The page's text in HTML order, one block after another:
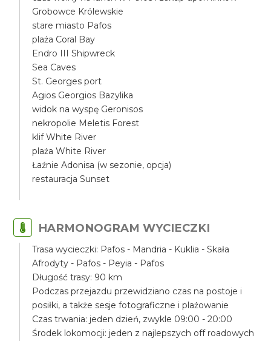
Grobowce Królewskie
stare miasto Pafos
plaża Coral Bay
Endro III Shipwreck
Sea Caves
St. Georges port
Agios Georgios Bazylika
widok na wyspę Geronisos
nekropolie Meletis Forest
klif White River
plaża White River
Łaźnie Adonisa (w sezonie, opcja)
restauracja Sunset
HARMONOGRAM WYCIECZKI
Trasa wycieczki: Pafos - Mandria - Kuklia - Skała
Afrodyty - Pafos - Peyia - Pafos
Długość trasy: 90 km
Podczas przejazdu przewidziano czas na postoje i
posiłki, a także sesje fotograficzne i plażowanie
Czas trwania: jeden dzień, zwykle 09:00 - 20:00
Środek lokomocji: jeden z najlepszych off roadowych